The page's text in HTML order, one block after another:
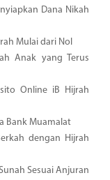
Dana Nikah
Mulai dari Nol
Anak yang Terus
Online iB Hijrah
Bank Muamalat
dengan Hijrah
Sesuai Anjuran